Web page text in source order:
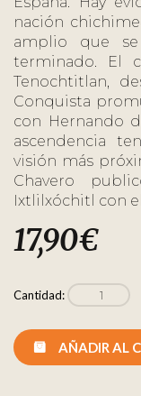
nación
amplio que
terminado. El
Tenochtitlan,
Conquista
con Hernando
ascendencia
visión más
Chavero
Ixtlilxóchitl con
17,90€
Cantidad:
AÑADIR AL